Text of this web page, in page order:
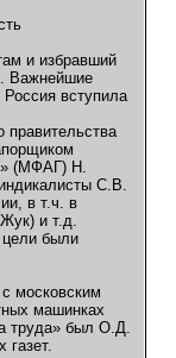
и избравший
Важнейшие
вступила
правительства
(МФАГ) Н.
С.В.
в т.ч. в
и т.д.
цели были
московским
машинках
труда» был О.Д.
газет.